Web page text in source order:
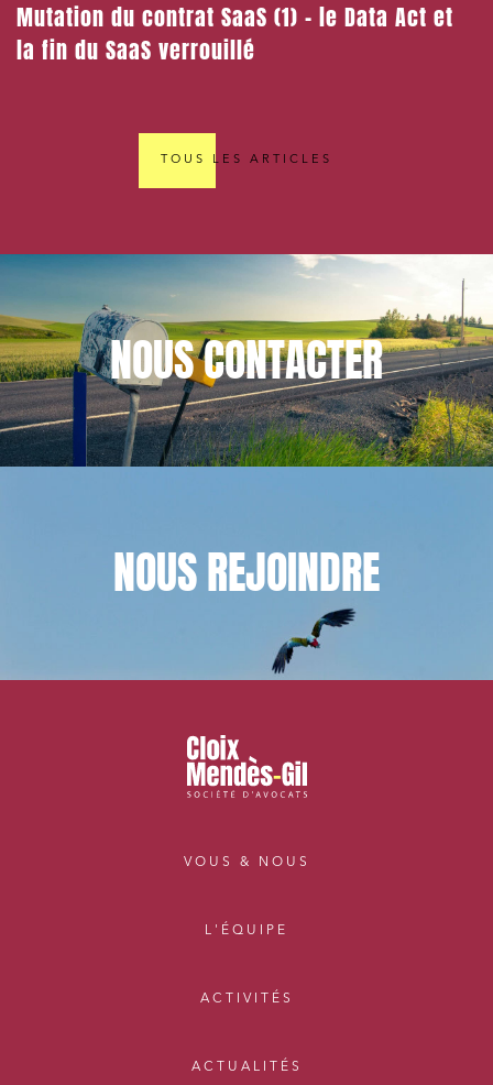
Mutation du contrat SaaS (1) – le Data Act et
la fin du SaaS verrouillé
TOUS LES ARTICLES
NOUSCONTACTER
NOUSREJOINDRE
VOUS & NOUS
L'ÉQUIPE
ACTIVITÉS
ACTUALITÉS